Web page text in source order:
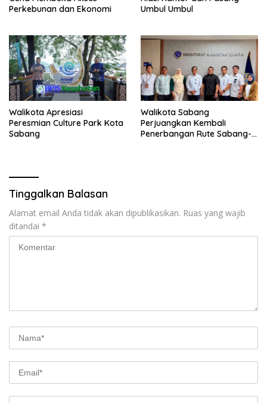
Perkebunan dan Ekonomi
Umbul Umbul
Walikota Apresiasi
Peresmian Culture Park Kota
Sabang
Walikota Sabang
Perjuangkan Kembali
Penerbangan Rute Sabang-
Tinggalkan Balasan
Alamat email Anda tidak akan dipublikasikan. Ruas yang wajib
ditandai *